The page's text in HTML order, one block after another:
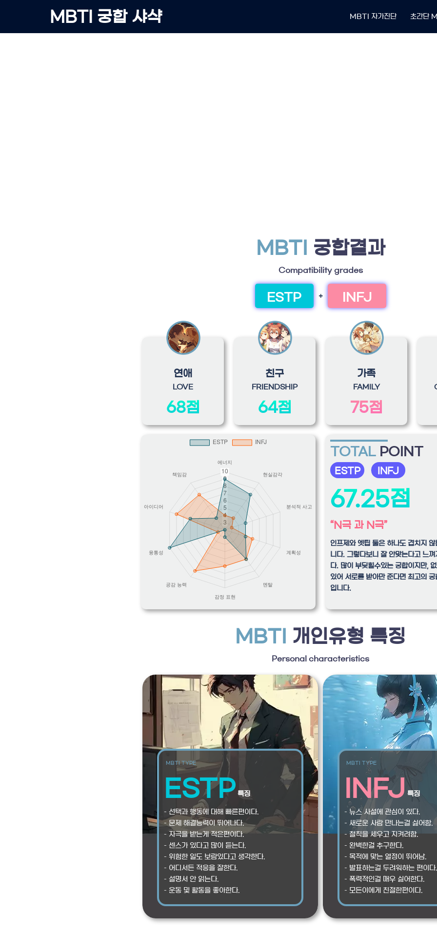
content
MBTI 궁합 샤샥 MBTI 자가진단 초간단
MBTI 궁합결과
Compatibility grades
ESTP + INFJ
연애
LOVE
68점
친구
FRIENDSHIP
64점
가족
FAMILY
75점
TOTAL POINT
ESTP INFJ
67.25점
“N극 과 N극”
인프제와 엣팁 둘은 하나도 겹치지
니다. 그렇다보니 잘 안맞는다고 느
다. 많이 부딪힐수있는 궁합이지만,
있어 서로를 받아만 준다면 최고의
입니다.
MBTI 개인유형 특징
Personal characteristics
MBTI TYPE
ESTP 특징
– 선택과 행동에 대해 빠른편이다.
– 문제 해결능력이 뛰어나다.
– 자극을 받는게 적은편이다.
– 센스가 있다고 많이 듣는다.
– 위험한 일도 보람있다고 생각한다.
– 어디서든 적응을 잘한다.
– 설명서 안 읽는다.
– 운동 및 활동을 좋아한다.
MBTI TYPE
INFJ 특징
– 뉴스 사설에 관심이 있다.
– 새로운 사람 만나는걸 싫어함.
– 철칙을 세우고 지켜려함.
– 완벽한걸 추구한다.
– 목적에 맞는 열정이 뛰어남.
– 발표하는걸 두려워하는 편이다.
– 폭력적인걸 매우 싫어한다.
– 모든이에게 친절한편이다.